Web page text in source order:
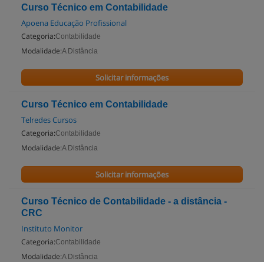
Curso Técnico em Contabilidade
Apoena Educação Profissional
Categoria:Contabilidade
Modalidade:A Distância
Solicitar informações
Curso Técnico em Contabilidade
Telredes Cursos
Categoria:Contabilidade
Modalidade:A Distância
Solicitar informações
Curso Técnico de Contabilidade - a distância -
CRC
Instituto Monitor
Categoria:Contabilidade
Modalidade:A Distância